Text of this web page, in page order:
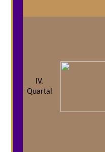
IV.
Quartal